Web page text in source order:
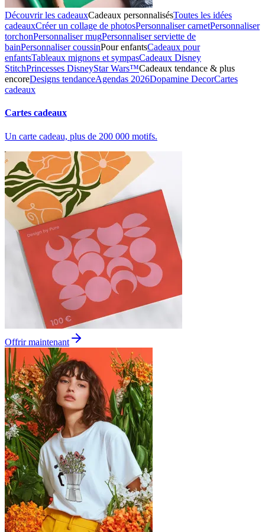
Découvrir les cadeauxCadeaux personnalisésToutes les idées
cadeauxCréer un collage de photosPersonnaliser carnetPersonnaliser
torchonPersonnaliser mugPersonnaliser serviette de
bainPersonnaliser coussinPour enfantsCadeaux pour
enfantsTableaux mignons et sympasCadeaux Disney
StitchPrincesses DisneyStar Wars™Cadeaux tendance & plus
encoreDesigns tendanceAgendas 2026Dopamine DecorCartes
cadeaux
Cartes cadeaux
Un carte cadeau, plus de 200 000 motifs.
Offrir maintenant